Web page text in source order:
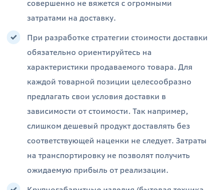
совершенно не вяжется с огромными
затратами на доставку.
При разработке стратегии стоимости доставки
обязательно ориентируйтесь на
характеристики продаваемого товара. Для
каждой товарной позиции целесообразно
предлагать свои условия доставки в
зависимости от стоимости. Так например,
слишком дешевый продукт доставлять без
соответствующей наценки не следует. Затраты
на транспортировку не позволят получить
ожидаемую прибыль от реализации.